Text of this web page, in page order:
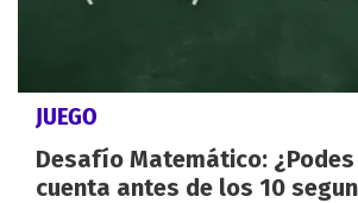
JUEGO
Desafío Matemático:
cuenta antes de los 10